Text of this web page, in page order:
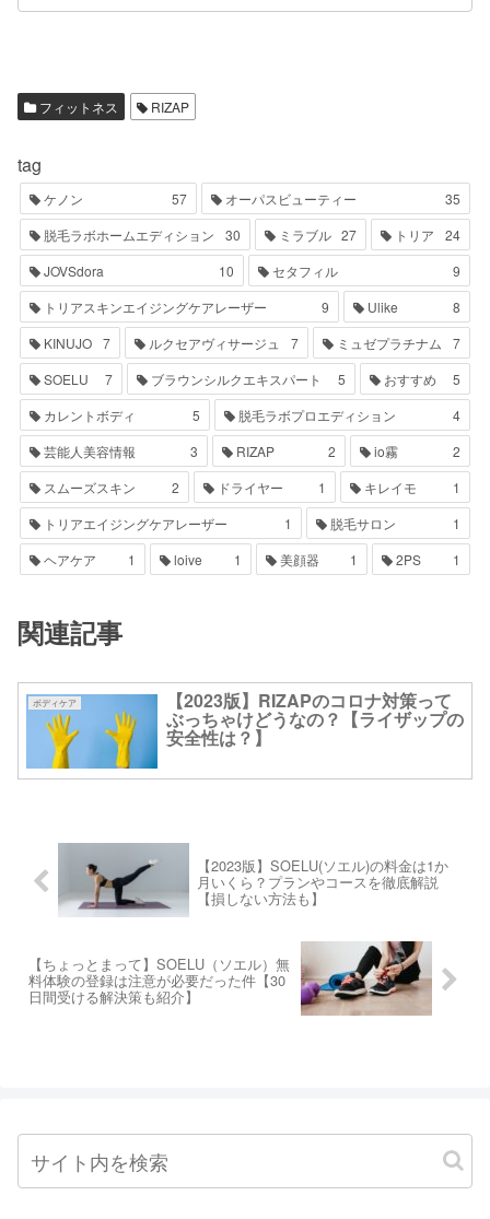
フィットネス RIZAP
tag
ケノン 57 オーパスビューティー
35
脱毛ラボホームエディション
30 ミラブル 27 トリア
24
JOVSdora
10 セタフィル
9
トリアスキンエイジングケアレーザー
9 Ulike
8
KINUJO 7 ルクセアヴィサージュ 7 ミュゼプラチナム
7
SOELU
7 ブラウンシルクエキスパート 5 おすすめ
5
カレントボディ
5 脱毛ラボプロエディション
4
芸能人美容情報
3 RIZAP 2 io霧
2
スムーズスキン
2 ドライヤー 1 キレイモ
1
トリアエイジングケアレーザー
1 脱毛サロン
1
ヘアケア
1 loive 1 美顔器 1 2PS 1
関連記事
ボディケア 【2023版】RIZAPのコロナ対策って
ぶっちゃけどうなの？【ライザップの
安全性は？】
【2023版】SOELU(ソエル)の料金は1か
月いくら？プランやコースを徹底解説
【損しない方法も】
【ちょっとまって】SOELU（ソエル）無
料体験の登録は注意が必要だった件【30
日間受ける解決策も紹介】